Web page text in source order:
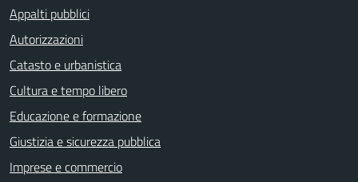
Appalti pubblici
Autorizzazioni
Catasto e urbanistica
Cultura e tempo libero
Educazione e formazione
Giustizia e sicurezza pubblica
Imprese e commercio